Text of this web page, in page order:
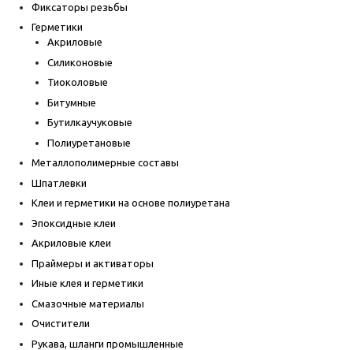
Фиксаторы резьбы
Герметики
Акриловые
Силиконовые
Тиоколовые
Битумные
Бутилкаучуковые
Полиуретановые
Металлополимерные составы
Шпатлевки
Клеи и герметики на основе полиуретана
Эпоксидные клеи
Акриловые клеи
Праймеры и активаторы
Иные клея и герметики
Смазочные материалы
Очистители
Рукава, шланги промышленные